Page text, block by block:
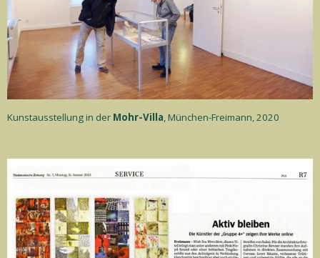
Kunstausstellung in der Mohr-Villa, München-Freimann, 2020